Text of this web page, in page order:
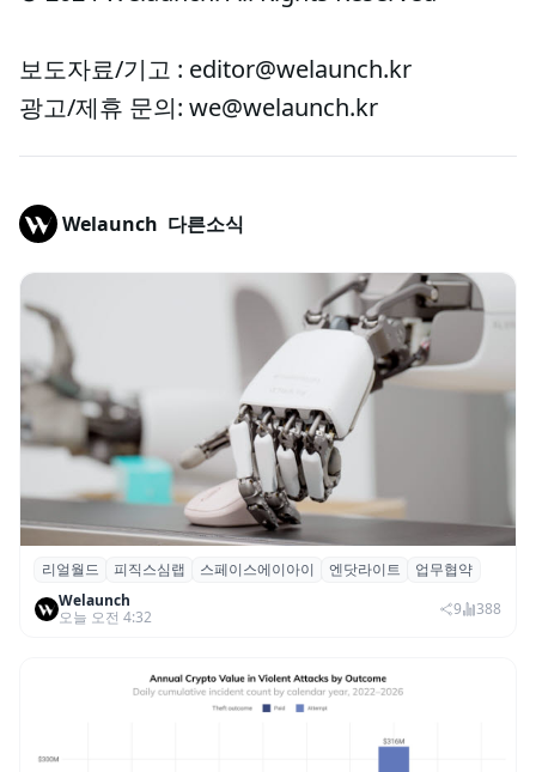
보도자료/기고 : editor@welaunch.kr
광고/제휴 문의: we@welaunch.kr
Welaunch 다른소식
리얼월드, 로봇테크 스타트업 3곳과 손잡고
휴머노이드 표준 만든다
리얼월드 피직스심랩 스페이스에이아이 엔닷라이트
업무협약
Welaunch
오늘 오전 4:32
9 388